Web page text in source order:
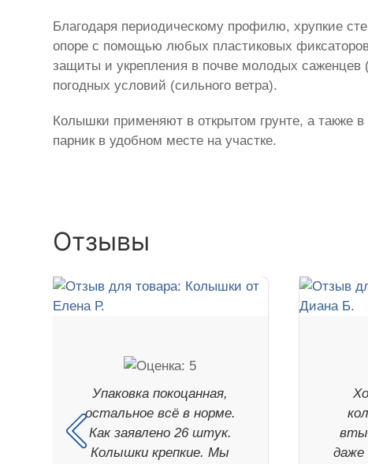
Благодаря периодическому профилю, хрупкие
опоре с помощью любых пластиковых
защиты и укрепления в почве молодых
погодных условий (сильного ветра).
Колышки применяют в открытом грунте, а также
парник в удобном месте на участке.
Отзывы
Упаковка покоцанная,
остальное всё в норме.
Как заявлено 26 штук.
Колышки крепкие. Мы
даже